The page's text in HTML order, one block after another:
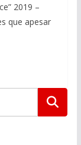
2019 –
que apesar